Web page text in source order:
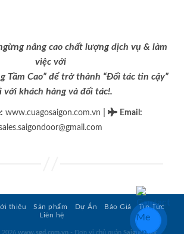
nâng cao chất lượng dịch vụ & làm
việc với
Tầm Cao” để trở thành “Đối tác tin cậy”
với khách hàng và đối tác!.
www.cuagosaigon.com.vn Email :
thiệu Sản phẩm Dự Án Báo Giá
Tin Tức
Liên hệ
2026 www.sgd.com.vn - Đơn vị chủ quản SaigonDoor